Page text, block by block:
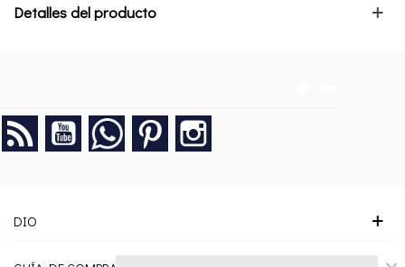
Detalles del producto
Rss YouTubeGoogle+Pinterest
DIO